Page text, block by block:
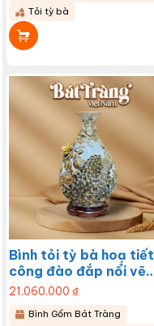
Tỏi tỳ bà
Bình tỏi tỳ bà hoạ tiết
công đào đắp nổi vẽ
vàng 24k BT-LTB04
21.060.000 ₫
Bình Gốm Bát Tràng